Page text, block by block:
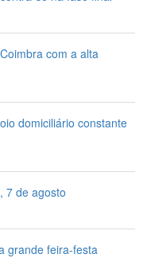
com a alta
domiciliário constante
7 de agosto
grande feira-festa